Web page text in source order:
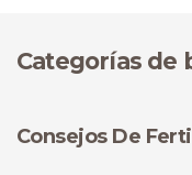
Categorías de
Consejos De